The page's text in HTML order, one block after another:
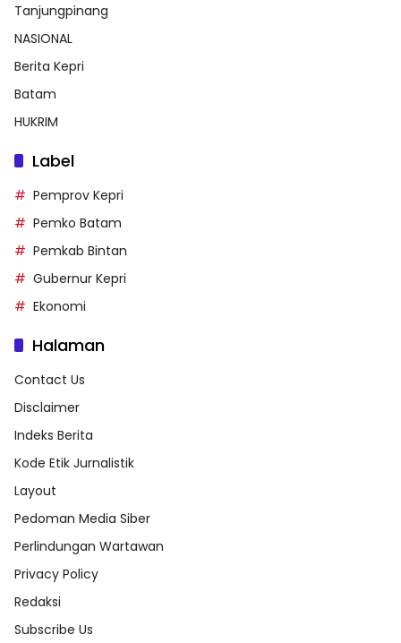
Tanjungpinang
NASIONAL
Berita Kepri
Batam
HUKRIM
Label
Pemprov Kepri
Pemko Batam
Pemkab Bintan
Gubernur Kepri
Ekonomi
Halaman
Contact Us
Disclaimer
Indeks Berita
Kode Etik Jurnalistik
Layout
Pedoman Media Siber
Perlindungan Wartawan
Privacy Policy
Redaksi
Subscribe Us